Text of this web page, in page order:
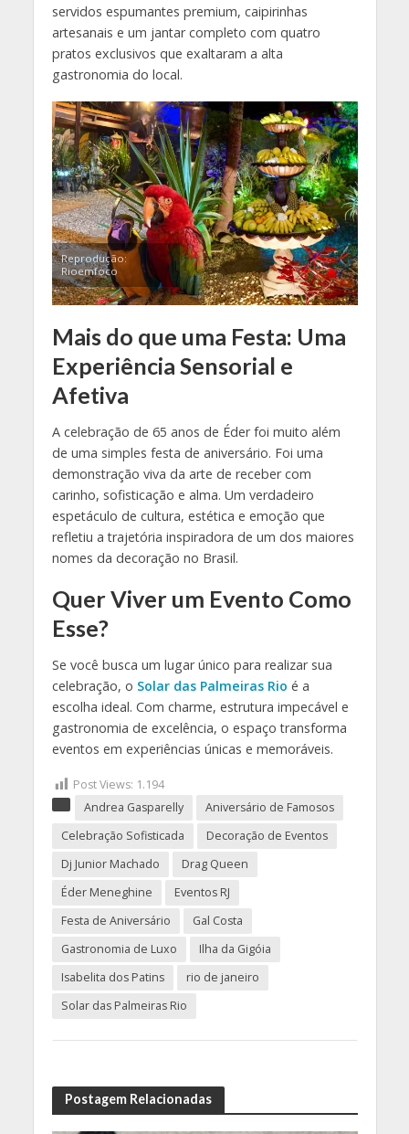
servidos espumantes premium, caipirinhas
artesanais e um jantar completo com quatro
pratos exclusivos que exaltaram a alta
gastronomia do local.
Reprodução:
Rioemfoco
Mais do que uma Festa: Uma
Experiência Sensorial e
Afetiva
A celebração de 65 anos de Éder foi muito além
de uma simples festa de aniversário. Foi uma
demonstração viva da arte de receber com
carinho, sofisticação e alma. Um verdadeiro
espetáculo de cultura, estética e emoção que
refletiu a trajetória inspiradora de um dos maiores
nomes da decoração no Brasil.
Quer Viver um Evento Como
Esse?
Se você busca um lugar único para realizar sua
celebração, o Solar das Palmeiras Rio é a
escolha ideal. Com charme, estrutura impecável e
gastronomia de excelência, o espaço transforma
eventos em experiências únicas e memoráveis.
Post Views: 1.194
Andrea Gasparelly
Aniversário de Famosos
Celebração Sofisticada
Decoração de Eventos
Dj Junior Machado
Drag Queen
Éder Meneghine
Eventos RJ
Festa de Aniversário
Gal Costa
Gastronomia de Luxo
Ilha da Gigóia
Isabelita dos Patins
rio de janeiro
Solar das Palmeiras Rio
Postagem Relacionadas